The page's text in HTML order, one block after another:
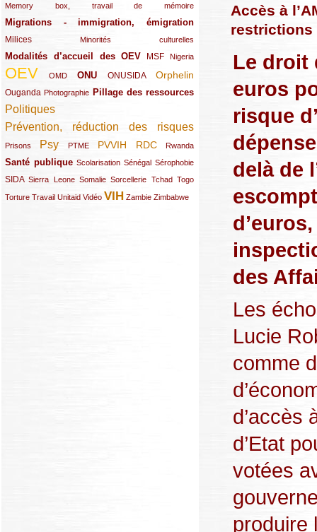
Memory box, travail de mémoire
(11/289)
Migrations - immigration, émigration
(67/289)
Milices
(34/289) Minorités culturelles
(15/289)
Modalités d’accueil des OEV
(58/289) MSF
(54/289) Nigeria
(27/289)
OEV
(269/289) OMD
(26/289) ONU
(58/289) ONUSIDA
(44/289) Orphelin
(112/289)
Ouganda
(29/289) Photographie
(27/289) Pillage des ressources
(77/289)
Politiques
(120/289)
Prévention, réduction des risques
(131/289)
Prisons
(22/289) Psy
(119/289) PTME
(12/289) PVVIH
(111/289) RDC
(104/289) Rwanda
(23/289)
Santé publique
(59/289) Scolarisation
(9/289) Sénégal
(13/289) Sérophobie
(19/289)
SIDA
(29/289)Sierra Leone
(13/289) Somalie
(12/289) Sorcellerie
(19/289) Tchad
(10/289) Togo
(15/289)
Torture
(17/289)Travail
(21/289) Unitaid
(26/289) Vidéo
(23/289) VIH
(154/289) Zambie
(12/289) Zimbabwe
(21/289)
Accès à
restrictions
Le droit
euros
risque
delà de
des
Les
Lucie
comme
d’accès
d’Etat
votées
produire